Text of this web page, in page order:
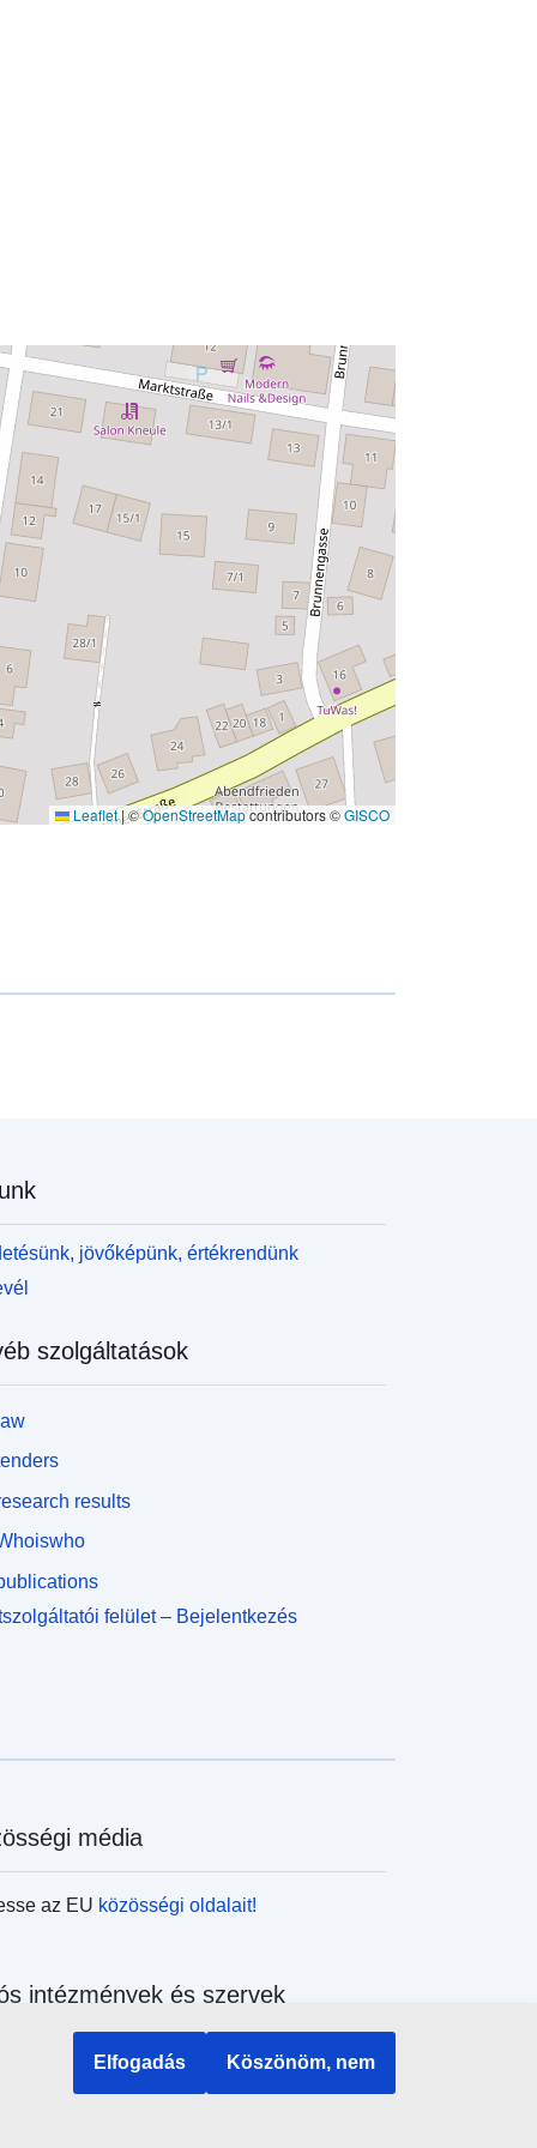
Leaflet|©OpenStreetMapcontributors ©GISCO
f04599aa43ba
jövőképünk, értékrendünk
szolgáltatások
results
felület – Bejelentkezés
média
az EU közösségi oldalait!
intézmények és szervek
az uniós intézmények és szervek
Elfogadás Köszönöm, nem